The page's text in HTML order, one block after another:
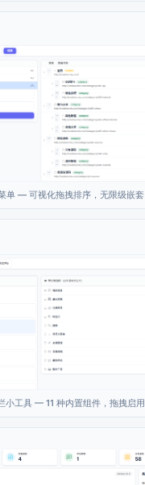
单 — 可视化拖拽排序，无限级嵌套
小工具 — 11 种内置组件，拖拽启用